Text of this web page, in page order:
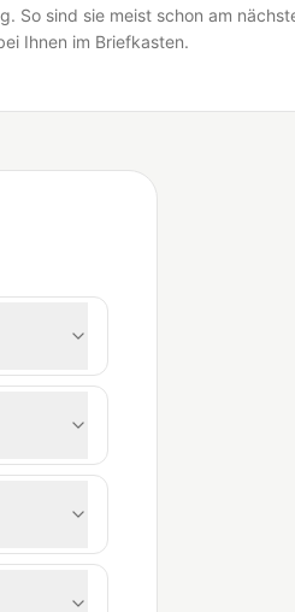
So sind sie meist schon am
Ihnen im Briefkasten.